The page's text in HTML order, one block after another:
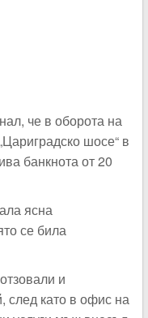
че в оборота на
шосе“ в
банкнота от 20
ясна
се била
и
след като в офис на